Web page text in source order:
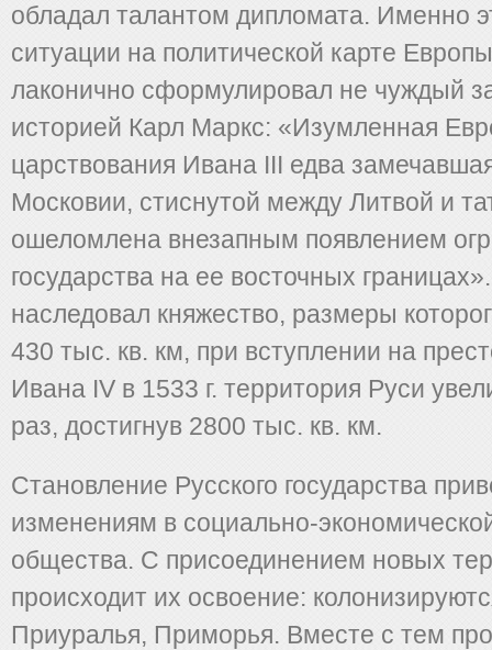
обладал талантом дипломата. Именно
ситуации на политической карте
лаконично сформулировал не чуждый
историей Карл Маркс: «Изумленная
царствования Ивана III едва
Московии, стиснутой между Литвой и
ошеломлена внезапным появлением
государства на ее восточных
наследовал княжество, размеры
430 тыс. кв. км, при вступлении на
Ивана IV в 1533 г. территория Руси
раз, достигнув 2800 тыс. кв. км.
Становление Русского государства
изменениям в социально-
общества. С присоединением новых
происходит их освоение:
Приуралья, Приморья. Вместе с тем